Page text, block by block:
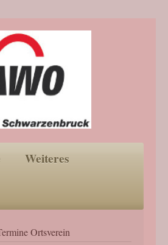
Weiteres
Ortsverein